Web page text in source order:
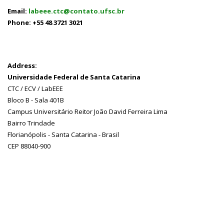
Email: labeee.ctc@contato.ufsc.br
Phone: +55 48 3721 3021
Address:
Universidade Federal de Santa Catarina
CTC / ECV / LabEEE
Bloco B - Sala 401B
Campus Universitário Reitor João David Ferreira Lima
Bairro Trindade
Florianópolis - Santa Catarina - Brasil
CEP 88040-900